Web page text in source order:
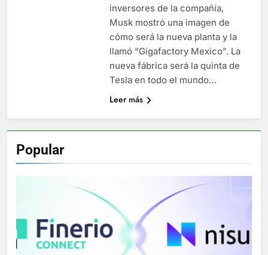
inversores de la compañía,
Musk mostró una imagen de
cómo será la nueva planta y la
llamó “Gigafactory Mexico”. La
nueva fábrica será la quinta de
Tesla en todo el mundo…
Leer más
Popular